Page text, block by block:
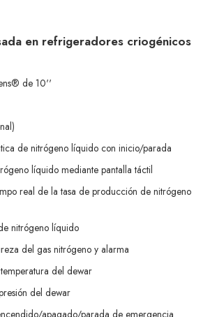
en refrigeradores criogénicos
de 10''
de nitrógeno líquido con inicio/parada
líquido mediante pantalla táctil
real de la tasa de producción de nitrógeno
nitrógeno líquido
del gas nitrógeno y alarma
del dewar
del dewar
apagado/parada de emergencia